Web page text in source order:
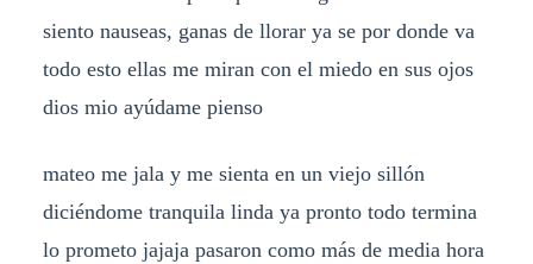
siento nauseas, ganas de llorar ya se por donde va
todo esto ellas me miran con el miedo en sus ojos
dios mio ayúdame pienso
mateo me jala y me sienta en un viejo sillón
diciéndome tranquila linda ya pronto todo termina
lo prometo jajaja pasaron como más de media hora